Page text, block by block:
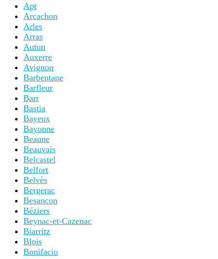
Apt
Arcachon
Arles
Arras
Autun
Auxerre
Avignon
Barbentane
Barfleur
Barr
Bastia
Bayeux
Bayonne
Beaune
Beauvais
Belcastel
Belfort
Belvès
Bergerac
Besancon
Béziers
Beynac-et-Cazenac
Biarritz
Blois
Bonifacio